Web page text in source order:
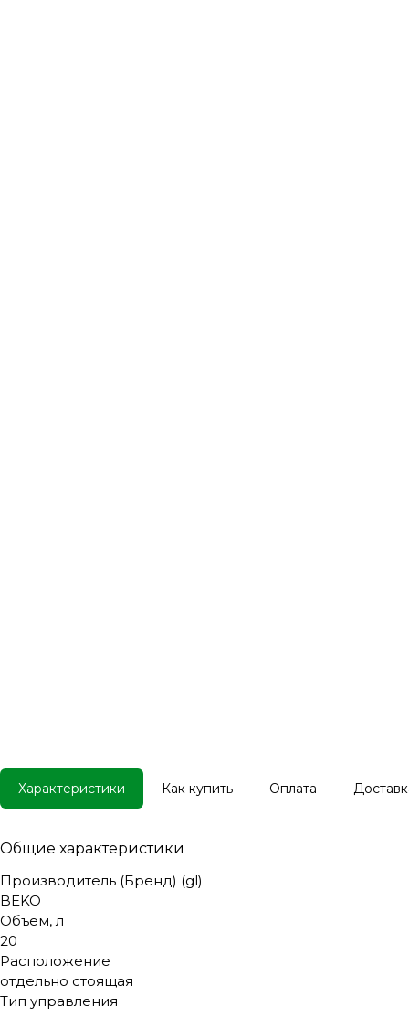
Характеристики Как купить Оплата
Общие характеристики
Производитель (Бренд) (gl)
BEKO
Объем, л
20
Расположение
отдельно стоящая
Тип управления